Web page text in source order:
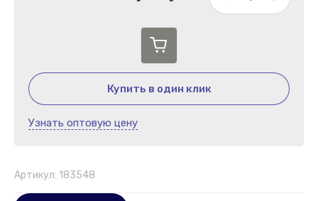
Купить в один клик
Узнать оптовую цену
Артикул: 183548